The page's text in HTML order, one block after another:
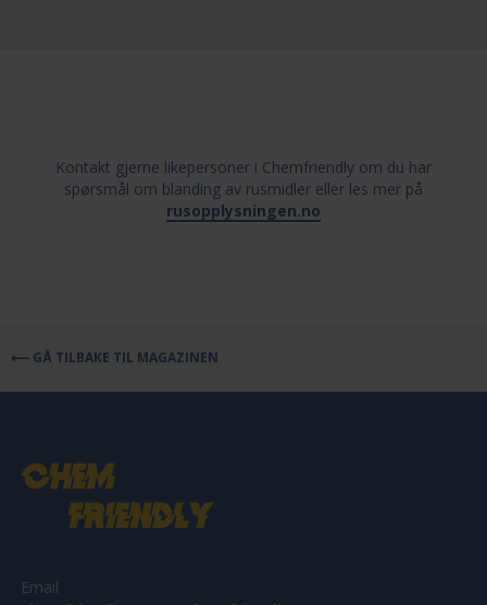
Kontakt gjerne likepersoner i Chemfriendly om du har
spørsmål om blanding av rusmidler eller les mer på
rusopplysningen.no
⟵ GÅ TILBAKE TIL MAGAZINEN
Email